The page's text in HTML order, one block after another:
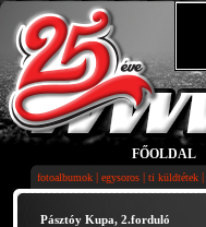
FŐOLDAL
fotoalbumok | egysoros | ti küldtétek |
Pásztóy Kupa, 2.forduló